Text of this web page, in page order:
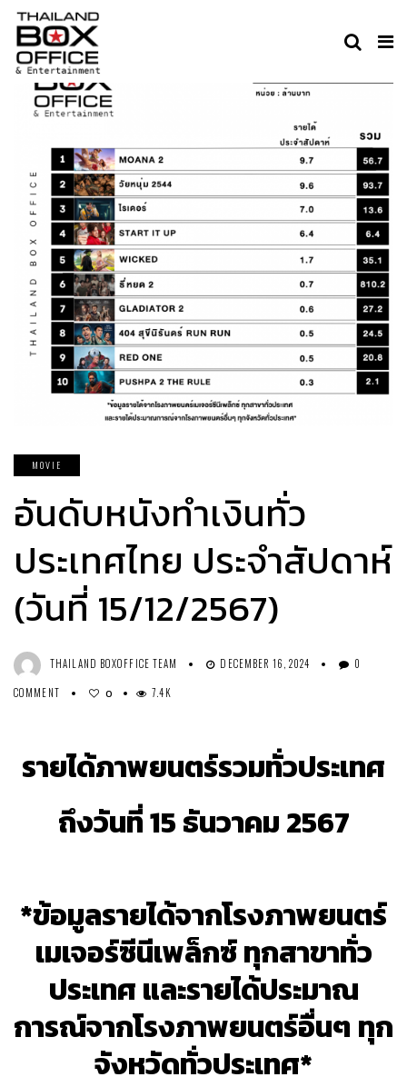
MOVIE
อันดับหนังทำเงินทั่ว
ประเทศไทย ประจำสัปดาห์
(วันที่ 15/12/2567)
THAILAND BOXOFFICE TEAM DECEMBER 16, 2024
0
COMMENT
0 7.4K
รายได้ภาพยนตร์รวมทั่วประเทศ
ถึงวันที่ 15 ธันวาคม 2567
*ข้อมูลรายได้จากโรงภาพยนตร์
เมเจอร์ซีนีเพล็กซ์ ทุกสาขาทั่ว
ประเทศ และรายได้ประมาณ
การณ์จากโรงภาพยนตร์อื่นๆ ทุก
จังหวัดทั่วประเทศ*